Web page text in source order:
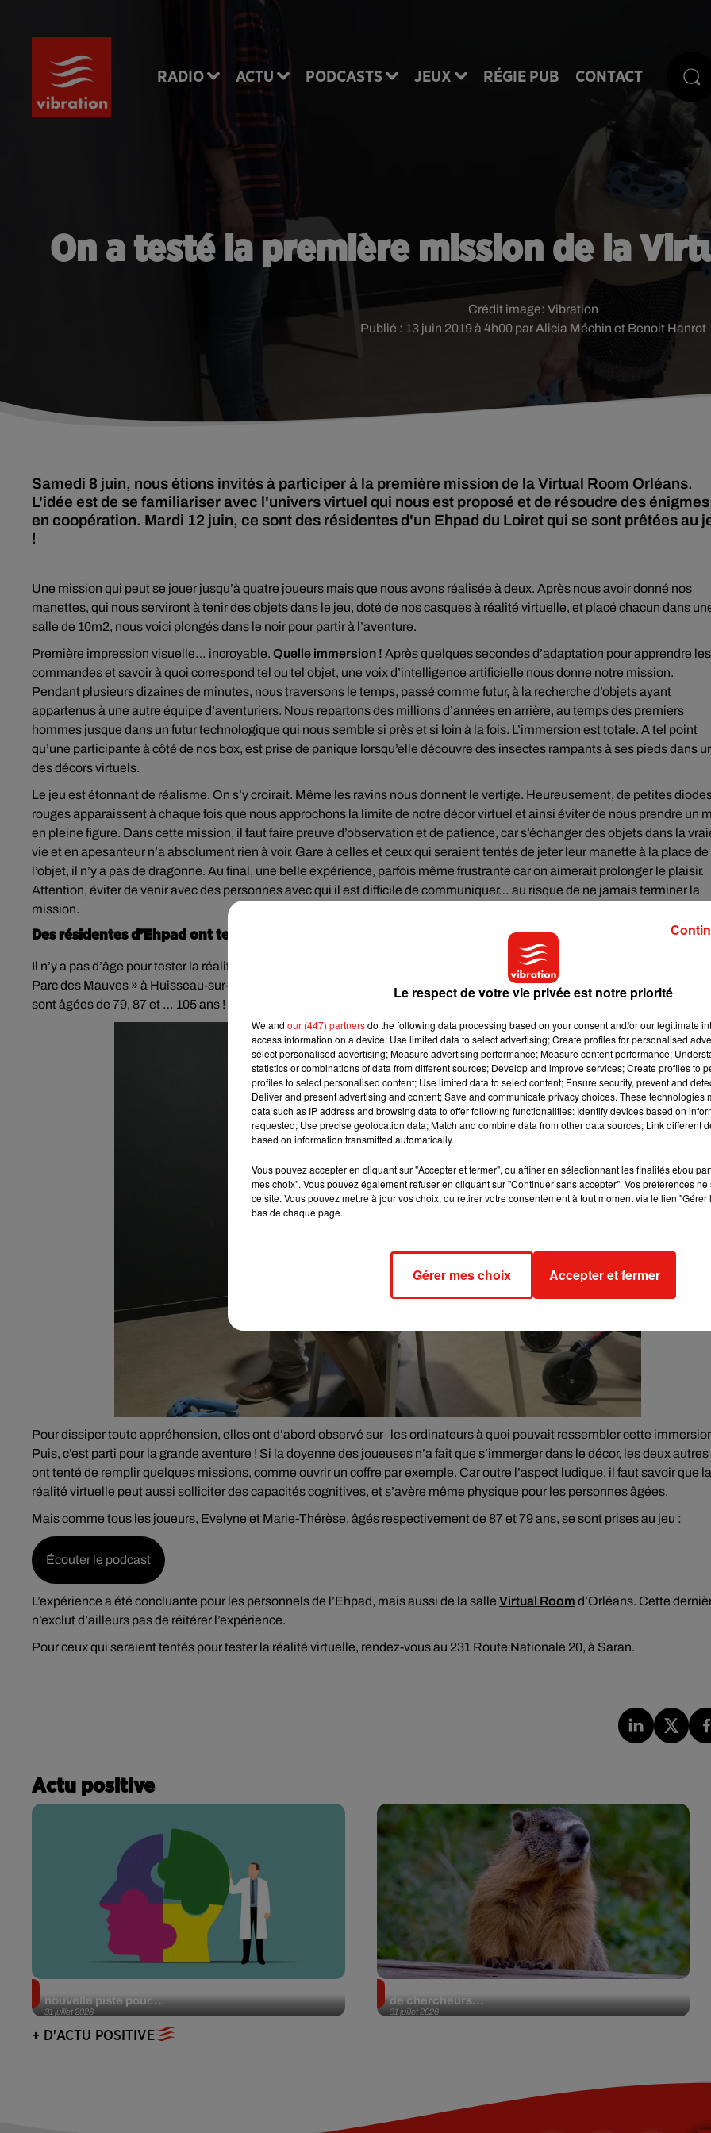
RADIO ACTU PODCASTS JEUX RÉGIE PUB CONTACT
On a testé la première mission de la
Publié : 13 juin 2019 à 4h00 par Alicia Méchin et Benoit Hanrot
Crédit image: Vibration
Samedi 8 juin, nous étions invités à participer à la première mission de la Virtual Room Orléans.
L'idée est de se familiariser avec l'univers virtuel qui nous est proposé et de résoudre des énigmes
en coopération. Mardi 12 juin, ce sont des résidentes d'un Ehpad du Loiret qui se sont prêtées au
!
Une mission qui peut se jouer jusqu’à quatre joueurs mais que nous avons réalisée à deux. Après nous avoir donné nos
manettes, qui nous serviront à tenir des objets dans le jeu, doté de nos casques à réalité virtuelle, et placé chacun dans
salle de 10m2, nous voici plongés dans le noir pour partir à l’aventure.
Première impression visuelle… incroyable. Quelle immersion ! Après quelques secondes d’adaptation pour apprendre les
commandes et savoir à quoi correspond tel ou tel objet, une voix d’intelligence artificielle nous donne notre mission.
Pendant plusieurs dizaines de minutes, nous traversons le temps, passé comme futur, à la recherche d’objets ayant
appartenus à une autre équipe d’aventuriers. Nous repartons des millions d’années en arrière, au temps des premiers
hommes jusque dans un futur technologique qui nous semble si près et si loin à la fois. L’immersion est totale. A tel point
qu’une participante à côté de nos box, est prise de panique lorsqu’elle découvre des insectes rampants à ses pieds dans
des décors virtuels.
Le jeu est étonnant de réalisme. On s’y croirait. Même les ravins nous donnent le vertige. Heureusement, de petites
rouges apparaissent à chaque fois que nous approchons la limite de notre décor virtuel et ainsi éviter de nous prendre un
en pleine figure. Dans cette mission, il faut faire preuve d’observation et de patience, car s’échanger des objets dans la
vie et en apesanteur n’a absolument rien à voir. Gare à celles et ceux qui seraient tentés de jeter leur manette à la place de
l’objet, il n’y a pas de dragonne. Au final, une belle expérience, parfois même frustrante car on aimerait prolonger le plaisir.
Attention, éviter de venir avec des personnes avec qui il est difficile de communiquer… au risque de ne jamais terminer la
mission.
Des résidentes d’Ehpad ont testé Virtual Room
Il n’y a pas d’âge pour tester la réalité virtuelle ! La preuve en est avec la visite, ce mardi 11 juin, de résidentes de l’Ehpad «
Parc des Mauves » à Huisseau-sur-Mauve dans le Loiret. Trois d’entre elles ont en effet décidé de tenter l’expérience. Elles
sont âgées de 79, 87 et … 105 ans !
Pour dissiper toute appréhension, elles ont d’abord observé sur les ordinateurs à quoi pouvait ressembler cette
Puis, c’est parti pour la grande aventure ! Si la doyenne des joueuses n’a fait que s’immerger dans le décor, les deux autres
ont tenté de remplir quelques missions, comme ouvrir un coffre par exemple. Car outre l’aspect ludique, il faut savoir que la
réalité virtuelle peut aussi solliciter des capacités cognitives, et s’avère même physique pour les personnes âgées.
Mais comme tous les joueurs, Evelyne et Marie-Thérèse, âgés respectivement de 87 et 79 ans, se sont prises au jeu :
Écouter le podcast
L’expérience a été concluante pour les personnels de l’Ehpad, mais aussi de la salle Virtual Room d’Orléans. Cette
n’exclut d’ailleurs pas de réitérer l’expérience.
Pour ceux qui seraient tentés pour tester la réalité virtuelle, rendez-vous au 231 Route Nationale 20, à Saran.
Actu positive
31 juillet 2026
nouvelle piste pour...
31 juillet 2026
de chercheurs...
+ D'ACTU POSITIVE
Le respect de votre vie privée est notre priorité
We and our (447) partnersdo the following data processing based on your consent and/or our legitimate
access information on a device; Use limited data to select advertising; Create profiles for personalised
select personalised advertising; Measure advertising performance; Measure content performance;
statistics or combinations of data from different sources; Develop and improve services; Create profiles to
profiles to select personalised content; Use limited data to select content; Ensure security, prevent and
Deliver and present advertising and content; Save and communicate privacy choices. These technologies
data such as IP address and browsing data to offer following functionalities: Identify devices based on
requested; Use precise geolocation data; Match and combine data from other data sources; Link different
based on information transmitted automatically.
Vous pouvez accepter en cliquant sur "Accepter et fermer", ou affiner en sélectionnant les finalités et/ou
mes choix". Vous pouvez également refuser en cliquant sur "Continuer sans accepter". Vos préférences
ce site. Vous pouvez mettre à jour vos choix, ou retirer votre consentement à tout moment via le lien
bas de chaque page.
Gérer mes choix Accepter et fermer